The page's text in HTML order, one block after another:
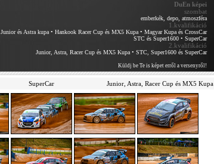
DuEn képei
szombat
emberkék, depo, atmoszféra
1.kvalifikáció
Junior és Astra kupa• Hankook Racer Cup és MX5 Kupa• Magyar Kupa és CrossCar
STC és Super1600• SuperCar
2.kvalifikáció
Junior, Astra, Racer Cup és MX5 Kupa• STC, Super1600 és SuperCar
Küldj be Te is képet erről a versenyről!
SuperCar Junior, Astra, Racer Cup és MX5 Kupa